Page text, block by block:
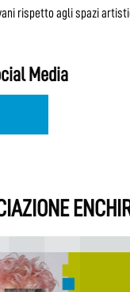
rispetto agli spazi
Media